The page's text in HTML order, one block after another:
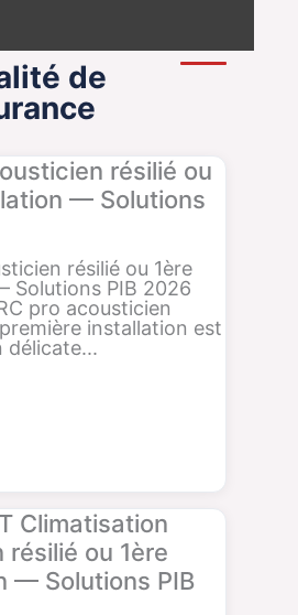
de
résilié ou
— Solutions
résilié ou 1ère
Solutions PIB 2026
pro acousticien
installation est
délicate...
Climatisation
résilié ou 1ère
— Solutions PIB